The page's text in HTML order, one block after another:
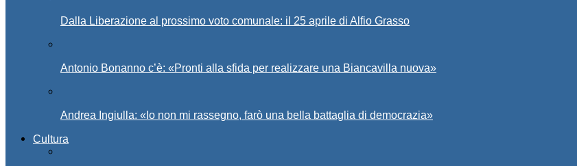
Dalla Liberazione al prossimo voto comunale: il 25 aprile di Alfio Grasso
Antonio Bonanno c’è: «Pronti alla sfida per realizzare una Biancavilla nuova»
Andrea Ingiulla: «Io non mi rassegno, farò una bella battaglia di democrazia»
Cultura